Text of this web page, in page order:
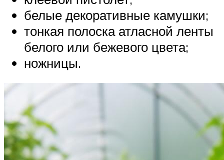
белые декоративные камушки;
тонкая полоска атласной ленты
белого или бежевого цвета;
ножницы.